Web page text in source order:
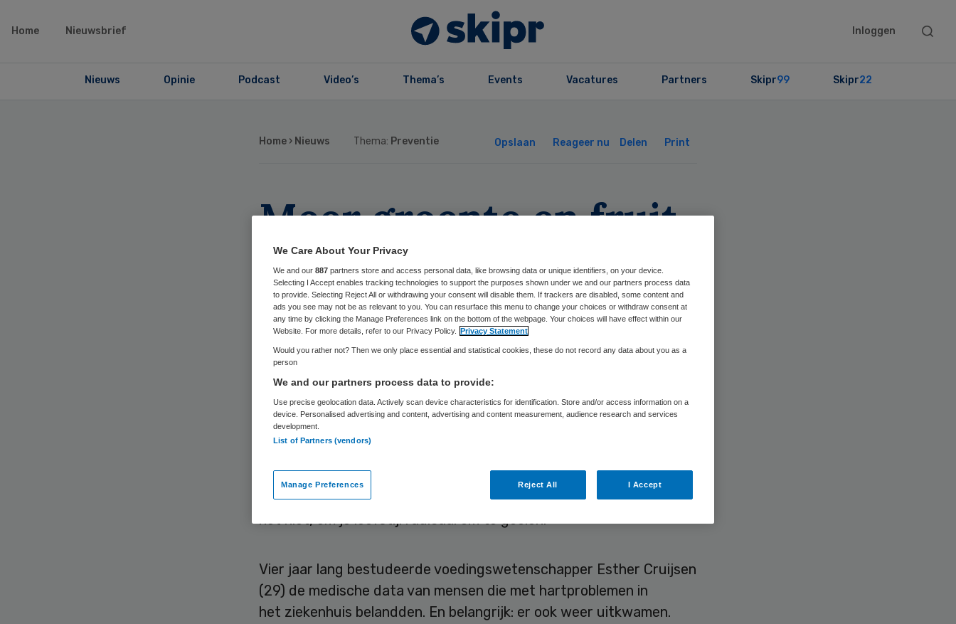
Home Nieuwsbrief Inloggen
Search
Nieuws Opinie Podcast Video’s Thema’s Events Vacatures Partners Skipr99 Skipr22
Home › Nieuws Thema: Preventie Opslaan Reageer nu Delen Print
Meer groente en fruit
helpen een tweede
hartinfarct te
voorkomen
Skipr Redactie 21 februari 2025, 10:56 1832 keer gelezen
gezond eten helpt patiënten te behoeden voor een beruchte
tweede infarct, blijkt volgens
Trouwuit nieuw onderzoek. Simpel is
het niet, om je leefstijl radicaal om te gooien.
Vier jaar lang bestudeerde voedingswetenschapper Esther Cruijsen
(29) de medische data van mensen die met hartproblemen in
het ziekenhuis belandden. En belangrijk: er ook weer uitkwamen.
We Care About Your Privacy
We and our 887 partners store and access personal data, like browsing data or unique identifiers, on your device.
Selecting I Accept enables tracking technologies to support the purposes shown under we and our partners process data
to provide. Selecting Reject All or withdrawing your consent will disable them. If trackers are disabled, some content and
ads you see may not be as relevant to you. You can resurface this menu to change your choices or withdraw consent at
any time by clicking the Manage Preferences link on the bottom of the webpage. Your choices will have effect within our
Website. For more details, refer to our Privacy Policy. Privacy Statement
Would you rather not? Then we only place essential and statistical cookies, these do not record any data about you as a
person
We and our partners process data to provide:
Use precise geolocation data. Actively scan device characteristics for identification. Store and/or access information on a
device. Personalised advertising and content, advertising and content measurement, audience research and services
development.
List of Partners (vendors)
Manage Preferences Reject All I Accept